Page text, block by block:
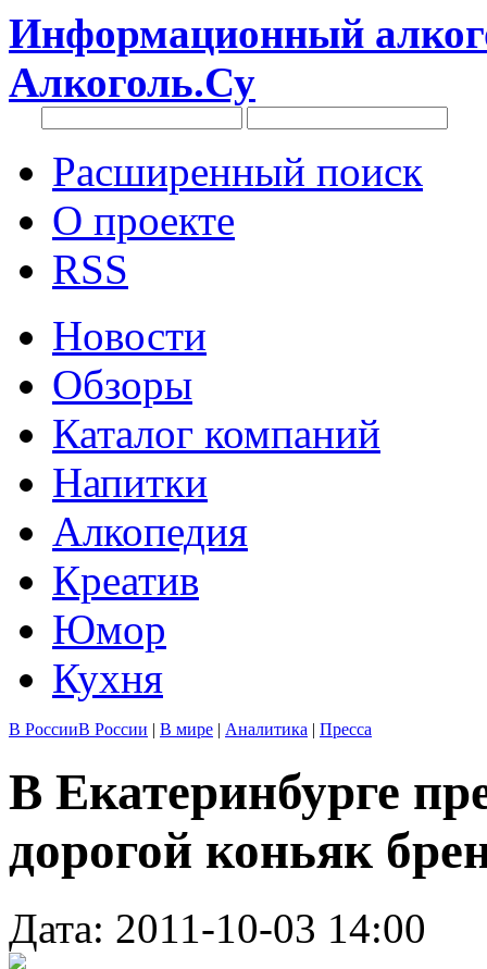
Информационный
Алкоголь.Су
Расширенный поиск
О проекте
RSS
Новости
Обзоры
Каталог компаний
Напитки
Алкопедия
Креатив
Юмор
Кухня
В РоссииВ России | В мире | Аналитика | Пресса
В Екатеринбурге
дорогой коньяк
Дата: 2011-10-03 14:00